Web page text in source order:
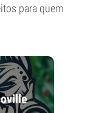
para quem